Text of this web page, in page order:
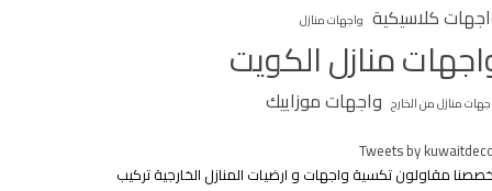
كلاسيكية واجهات منازل
منازل الكويت
منازل من الخارج واجهات موزاييك
Tweets by
مقاولون تكسية واجهات و ارضيات المنازل الخارجية تركيب